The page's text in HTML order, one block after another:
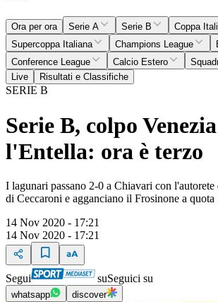
Ora per ora Serie A Serie B
Coppa
Supercoppa Italiana
Champions League
Conference League
Calcio Estero
Live
Risultati e Classifiche
SERIE B
Serie B, colpo
l'Entella: ora è terzo
I lagunari passano 2-0 a Chiavari con
di Ceccaroni e agganciano il Frosinone a quota
14 Nov 2020 - 17:21
14 Nov 2020 - 17:21
Segui suSeguici su
whatsapp discover